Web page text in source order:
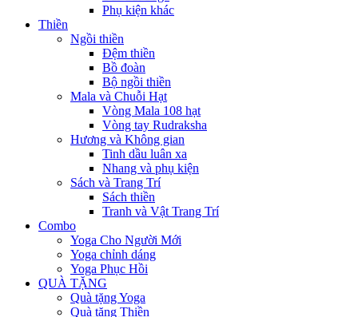
Phụ kiện khác
Thiền
Ngồi thiền
Đệm thiền
Bồ đoàn
Bộ ngồi thiền
Mala và Chuỗi Hạt
Vòng Mala 108 hạt
Vòng tay Rudraksha
Hương và Không gian
Tinh dầu luân xa
Nhang và phụ kiện
Sách và Trang Trí
Sách thiền
Tranh và Vật Trang Trí
Combo
Yoga Cho Người Mới
Yoga chỉnh dáng
Yoga Phục Hồi
QUÀ TẶNG
Quà tặng Yoga
Quà tặng Thiền